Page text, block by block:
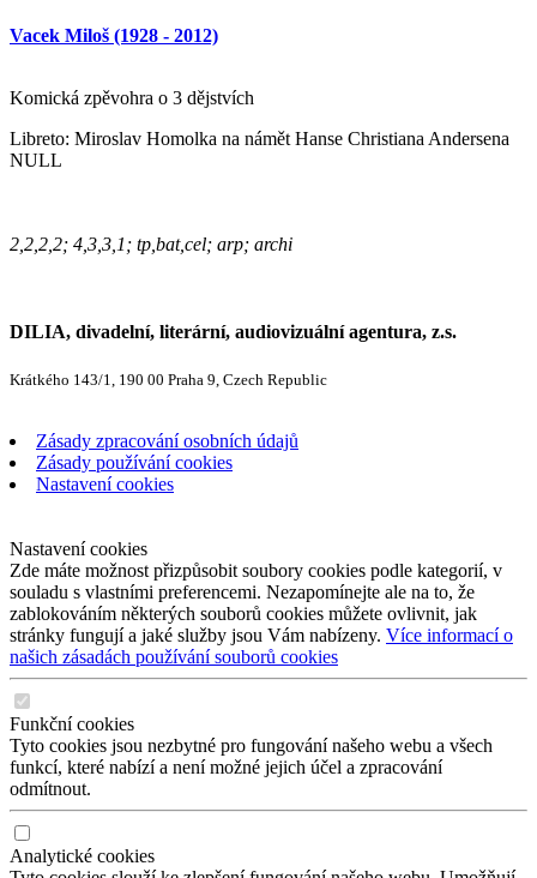
Vacek Miloš (1928 - 2012)
Komická zpěvohra o 3 dějstvích
Libreto: Miroslav Homolka na námět Hanse Christiana Andersena
NULL
2,2,2,2; 4,3,3,1; tp,bat,cel; arp; archi
DILIA, divadelní, literární, audiovizuální agentura, z.s.
Krátkého 143/1, 190 00 Praha 9, Czech Republic
Zásady zpracování osobních údajů
Zásady používání cookies
Nastavení cookies
Nastavení cookies
Zde máte možnost přizpůsobit soubory cookies podle kategorií, v
souladu s vlastními preferencemi. Nezapomínejte ale na to, že
zablokováním některých souborů cookies můžete ovlivnit, jak
stránky fungují a jaké služby jsou Vám nabízeny. Více informací o
našich zásadách používání souborů cookies
Funkční cookies
Tyto cookies jsou nezbytné pro fungování našeho webu a všech
funkcí, které nabízí a není možné jejich účel a zpracování
odmítnout.
Analytické cookies